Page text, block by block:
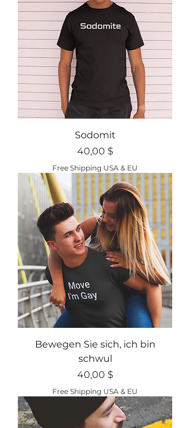
Sodomit
Preis
40,00 $
Free Shipping USA & EU
Bewegen Sie sich, ich bin
schwul
Preis
40,00 $
Free Shipping USA & EU